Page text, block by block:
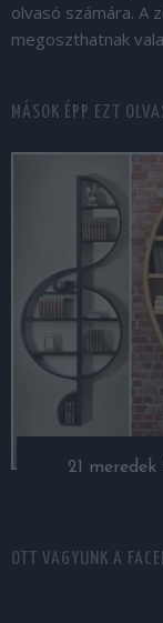
olvasó számára. A
megoszthatnak
MÁSOK ÉPP EZT
21
OTT VAGYUNK A